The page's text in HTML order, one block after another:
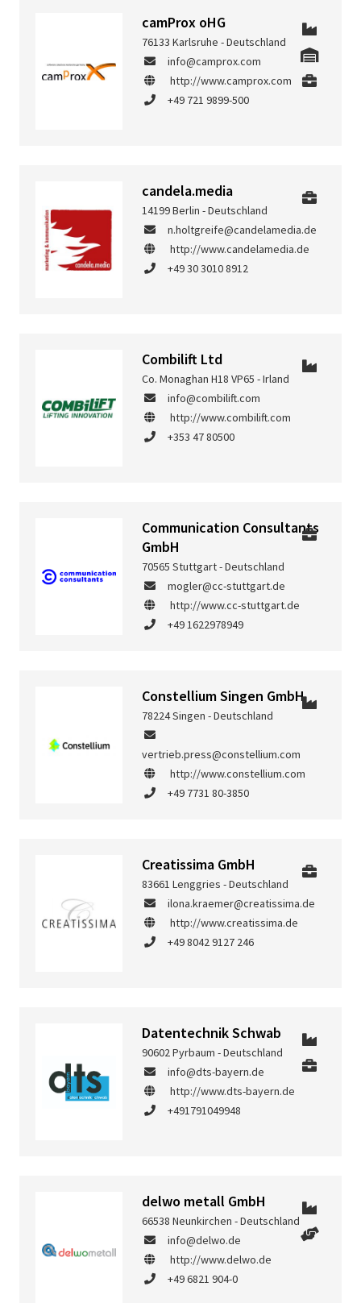
camProx oHG
76133 Karlsruhe - Deutschland
info@camprox.com
http://www.camprox.com
+49 721 9899-500
candela.media
14199 Berlin - Deutschland
n.holtgreife@candelamedia.de
http://www.candelamedia.de
+49 30 3010 8912
Combilift Ltd
Co. Monaghan H18 VP65 - Irland
info@combilift.com
http://www.combilift.com
+353 47 80500
Communication Consultants
GmbH
70565 Stuttgart - Deutschland
mogler@cc-stuttgart.de
http://www.cc-stuttgart.de
+49 1622978949
Constellium Singen GmbH
78224 Singen - Deutschland
vertrieb.press@constellium.com
http://www.constellium.com
+49 7731 80-3850
Creatissima GmbH
83661 Lenggries - Deutschland
ilona.kraemer@creatissima.de
http://www.creatissima.de
+49 8042 9127 246
Datentechnik Schwab
90602 Pyrbaum - Deutschland
info@dts-bayern.de
http://www.dts-bayern.de
+491791049948
delwo metall GmbH
66538 Neunkirchen - Deutschland
info@delwo.de
http://www.delwo.de
+49 6821 904-0